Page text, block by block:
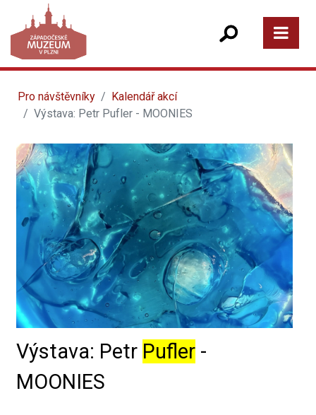
Pro návštěvníky
Kalendář akcí
Výstava: Petr Pufler - MOONIES
Výstava: Petr Pufler -
MOONIES